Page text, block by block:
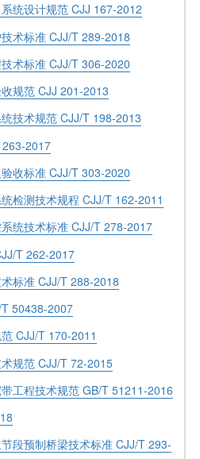
统设计规范 CJJ 167-2012
术标准 CJJ/T 289-2018
术标准 CJJ/T 306-2020
规范 CJJ 201-2013
技术规范 CJJ/T 198-2013
2017
收标准 CJJ/T 303-2020
检测技术规程 CJJ/T 162-2011
统技术标准 CJJ/T 278-2017
T 262-2017
标准 CJJ/T 288-2018
50438-2007
CJJ/T 170-2011
规范 CJJ/T 72-2015
工程技术规范 GB/T 51211-2016
段预制桥梁技术标准 CJJ/T 293-